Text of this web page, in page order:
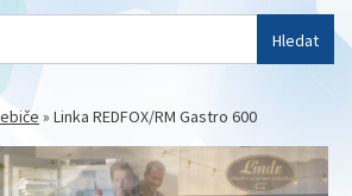
Hledat
» Linka REDFOX/RM Gastro 600